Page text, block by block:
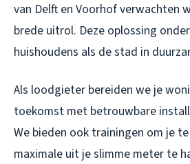
van Delft en Voorhof verwachten
brede uitrol. Deze oplossing
huishoudens als de stad in
Als loodgieter bereiden we je
toekomst met betrouwbare
We bieden ook trainingen om je
maximale uit je slimme meter te